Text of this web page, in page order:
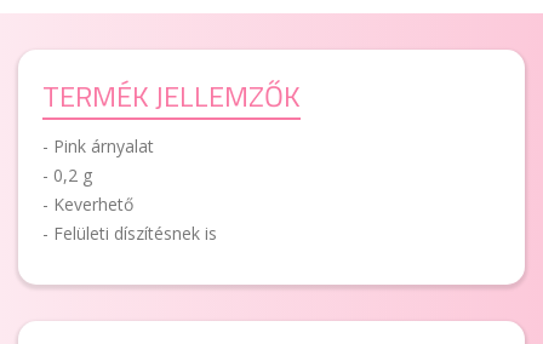
TERMÉK JELLEMZŐK
- Pink árnyalat
- 0,2 g
- Keverhető
- Felületi díszítésnek is